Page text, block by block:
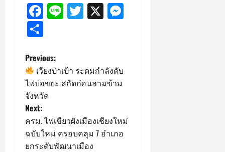
Facebook
LineTwitter
X
P
o
s
t
n
Previous:
เวียงป่าเป้า ระดมกำลังดับ
ไฟบ่อขยะ สกัดก่อนลามข้าม
จังหวัด
Next:
ครม. ไฟเขียวผังเมืองเชียงใหม่
ฉบับใหม่ ครอบคลุม 7 อำเภอ
ยกระดับพัฒนาเมือง